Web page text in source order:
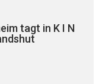
tagt in K I N